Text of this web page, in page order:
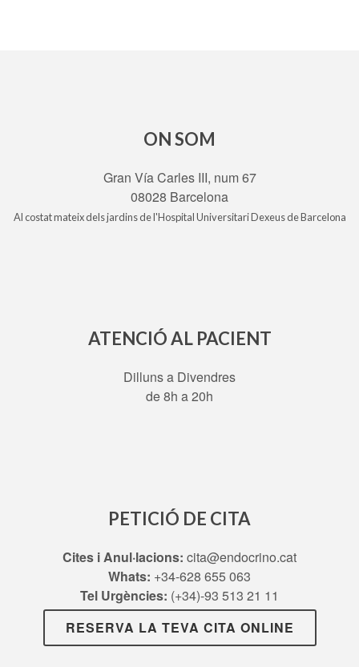
ON SOM
Gran Vía Carles III, num 67
08028 Barcelona
Al costat mateix dels jardins de l'Hospital Universitari Dexeus de Barcelona
ATENCIÓ AL PACIENT
Dilluns a Divendres
de 8h a 20h
PETICIÓ DE CITA
Cites i Anul·lacions: cita@endocrino.cat
Whats: +34-628 655 063
Tel Urgències: (+34)-93 513 21 11
RESERVA LA TEVA CITA ONLINE